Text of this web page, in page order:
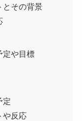
とその背景
定や目標
定
や反応